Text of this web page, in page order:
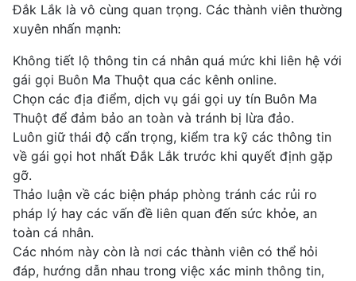
Đắk Lắk là vô cùng quan trọng. Các thành viên thường
xuyên nhấn mạnh:
Không tiết lộ thông tin cá nhân quá mức khi liên hệ với
gái gọi Buôn Ma Thuột qua các kênh online.
Chọn các địa điểm, dịch vụ gái gọi uy tín Buôn Ma
Thuột để đảm bảo an toàn và tránh bị lừa đảo.
Luôn giữ thái độ cẩn trọng, kiểm tra kỹ các thông tin
về gái gọi hot nhất Đắk Lắk trước khi quyết định gặp
gỡ.
Thảo luận về các biện pháp phòng tránh các rủi ro
pháp lý hay các vấn đề liên quan đến sức khỏe, an
toàn cá nhân.
Các nhóm này còn là nơi các thành viên có thể hỏi
đáp, hướng dẫn nhau trong việc xác minh thông tin,